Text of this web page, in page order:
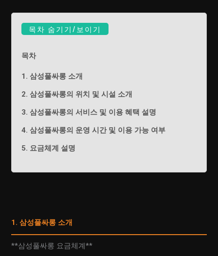
목차 숨기기/보이기
목차
1. 삼성풀싸롱 소개
2. 삼성풀싸롱의 위치 및 시설 소개
3. 삼성풀싸롱의 서비스 및 이용 혜택 설명
4. 삼성풀싸롱의 운영 시간 및 이용 가능 여부
5. 요금체계 설명
1. 삼성풀싸롱 소개
**삼성풀싸롱 요금체계**